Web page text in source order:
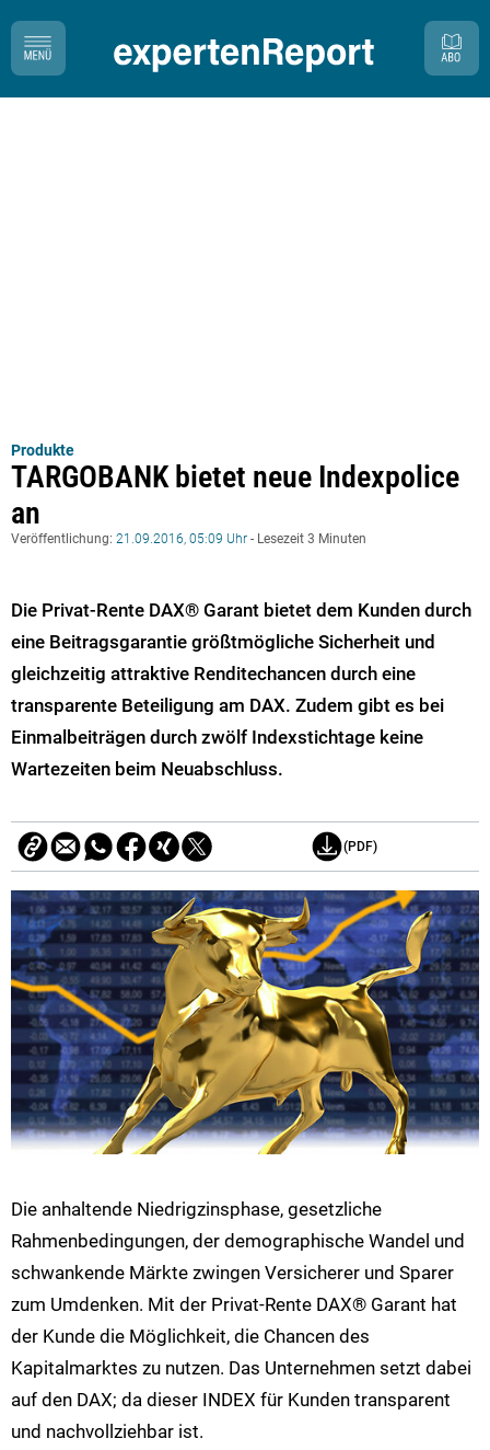
Produkte
TARGOBANK bietet neue Indexpolice
an
Veröffentlichung: 21.09.2016, 05:09 Uhr - Lesezeit 3 Minuten
Die Privat-Rente DAX® Garant bietet dem Kunden durch
eine Beitragsgarantie größtmögliche Sicherheit und
gleichzeitig attraktive Renditechancen durch eine
transparente Beteiligung am DAX. Zudem gibt es bei
Einmalbeiträgen durch zwölf Indexstichtage keine
Wartezeiten beim Neuabschluss.
(PDF)
Die anhaltende Niedrigzinsphase, gesetzliche
Rahmenbedingungen, der demographische Wandel und
schwankende Märkte zwingen Versicherer und Sparer
zum Umdenken. Mit der Privat-Rente DAX® Garant hat
der Kunde die Möglichkeit, die Chancen des
Kapitalmarktes zu nutzen. Das Unternehmen setzt dabei
auf den DAX; da dieser INDEX für Kunden transparent
und nachvollziehbar ist.